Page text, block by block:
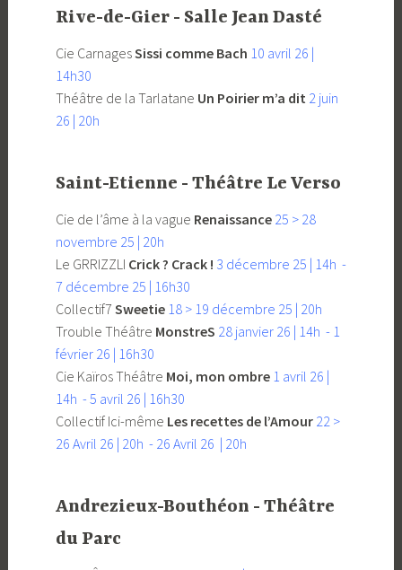
Rive-de-Gier - Salle Jean Dasté
Cie CarnagesSissi comme Bach 10 avril 26 |
14h30
Théâtre de la Tarlatane Un Poirier m’a dit 2 juin
26 | 20h
Saint-Etienne - Théâtre Le Verso
Cie de l’âme à la vague Renaissance 25 > 28
novembre 25 | 20h
Le GRRIZZLI Crick ? Crack ! 3 décembre 25 | 14h -
7 décembre 25 | 16h30
Collectif7 Sweetie 18 > 19 décembre 25 | 20h
Trouble Théâtre MonstreS 28 janvier 26 | 14h - 1
février 26 | 16h30
Cie Kaïros Théâtre Moi, mon ombre1 avril 26 |
14h - 5 avril 26 | 16h30
Collectif Ici-même Les recettes de l’Amour22 >
26 Avril 26 | 20h - 26 Avril 26 | 20h
Andrezieux-Bouthéon - Théâtre
du Parc